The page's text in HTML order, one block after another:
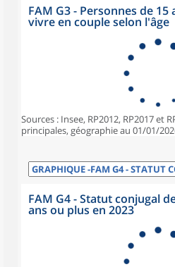
FAM G3 - Personnes de
vivre en couple selon l'âge
Sources : Insee, RP2012, RP2017 et
principales, géographie au 01/01/
FAM G4 - Statut conjugal
ans ou plus en 2023